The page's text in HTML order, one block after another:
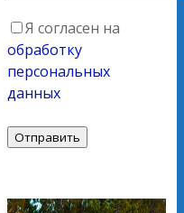
Я согласен на
обработку
персональных
данных